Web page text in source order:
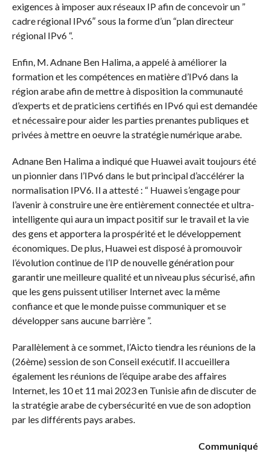
exigences à imposer aux réseaux IP afin de concevoir un ”
cadre régional IPv6″ sous la forme d’un “plan directeur
régional IPv6 “.
Enfin, M. Adnane Ben Halima, a appelé à améliorer la
formation et les compétences en matière d’IPv6 dans la
région arabe afin de mettre à disposition la communauté
d’experts et de praticiens certifiés en IPv6 qui est demandée
et nécessaire pour aider les parties prenantes publiques et
privées à mettre en oeuvre la stratégie numérique arabe.
Adnane Ben Halima a indiqué que Huawei avait toujours été
un pionnier dans l’IPv6 dans le but principal d’accélérer la
normalisation IPV6. Il a attesté : “ Huawei s’engage pour
l’avenir à construire une ère entièrement connectée et ultra-
intelligente qui aura un impact positif sur le travail et la vie
des gens et apportera la prospérité et le développement
économiques. De plus, Huawei est disposé à promouvoir
l’évolution continue de l’IP de nouvelle génération pour
garantir une meilleure qualité et un niveau plus sécurisé, afin
que les gens puissent utiliser Internet avec la même
confiance et que le monde puisse communiquer et se
développer sans aucune barrière ”.
Parallèlement à ce sommet, l’Aicto tiendra les réunions de la
(26ème) session de son Conseil exécutif. Il accueillera
également les réunions de l’équipe arabe des affaires
Internet, les 10 et 11 mai 2023 en Tunisie afin de discuter de
la stratégie arabe de cybersécurité en vue de son adoption
par les différents pays arabes.
Communiqué